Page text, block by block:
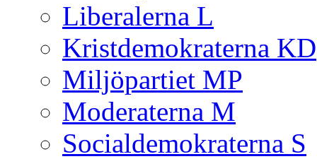
Liberalerna L
Kristdemokraterna KD
Miljöpartiet MP
Moderaterna M
Socialdemokraterna S